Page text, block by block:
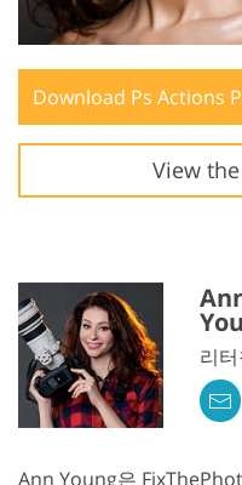
Download Ps Actions
View
리
Ann Young은